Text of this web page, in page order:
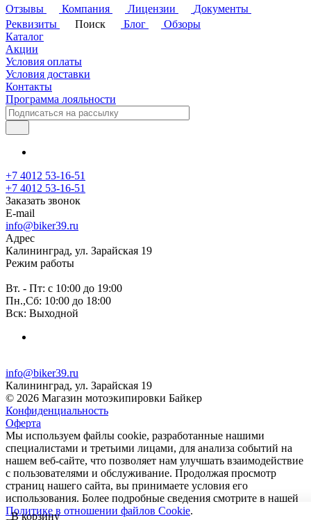
В корзину
Отзывы
Компания Лицензии
Документы
Реквизиты
Поиск Блог
Обзоры
Каталог
Акции
Условия оплаты
Условия доставки
Контакты
Программа лояльности
+7 4012 53-16-51
+7 4012 53-16-51
Заказать звонок
E-mail
info@biker39.ru
Адрес
Калининград, ул. Зарайская 19
Режим работы
Вт. - Пт: с 10:00 до 19:00
Пн.,Сб: 10:00 до 18:00
Вск: Выходной
info@biker39.ru
Калининград, ул. Зарайская 19
© 2026 Магазин мотоэкипировки Байкер
Конфиденциальность
Оферта
Мы используем файлы cookie, разработанные нашими
специалистами и третьими лицами, для анализа событий на
нашем веб-сайте, что позволяет нам улучшать взаимодействие
с пользователями и обслуживание. Продолжая просмотр
страниц нашего сайта, вы принимаете условия его
использования. Более подробные сведения смотрите в нашей
Политике в отношении файлов Cookie.